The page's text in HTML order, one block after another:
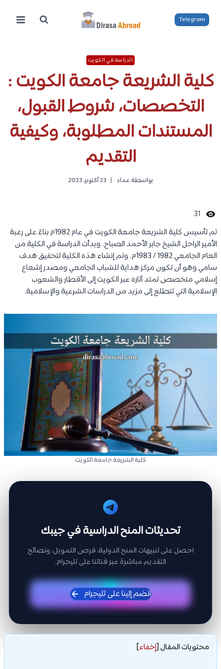
المحتوى
Telegram
الدراسة في الكويت
كلية الشريعة جامعة الكويت :
التخصصات، شروط القبول،
المستندات المطلوبة، وكيفية
التقديم
بواسطة عماد 23 أكتوبر، 2023
31
تم تأسيس كلية الشريعة جامعة الكويت في عام 1982م بناءً على رغبة
الأمير الراحل الشيخ جابر الأحمد الصباح. وبدأت الدراسة في الكلية من
العام الجامعي 1982 / 1983م. وتم إنشاء هذه الكلية لتحقيق هدف
سامي وهو أن تكون مركز هداية للشباب الجامعي ومصدر إشعاع
إسلامي متخصص تمتد آثاره عبر الكويت إلى الأقطار والشعوب
الإسلامية التي تتطلع إلى مزيد من الدراسات الشرعية والإسلامية.
كلية الشريعة جامعة الكويت
تحديثات المنح الدراسية في جيبك
احصل على تنبيهات المنح الدولية، فرص التمويل، ونصائح
التقديم مباشرة عبر قناتنا على تليجرام.
انضم إلينا على تليجرام
محتويات المقال[إخفاء]